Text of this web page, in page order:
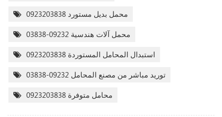
محمل بديل مستورد 0923203838
محمل آلات هندسية 09232-03838
استبدال المحامل المستوردة 0923203838
توريد مباشر من مصنع المحامل 09232-03838
محامل متوفرة 0923203838